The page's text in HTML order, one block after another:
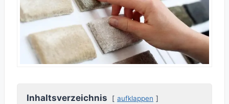
Inhaltsverzeichnis aufklappen